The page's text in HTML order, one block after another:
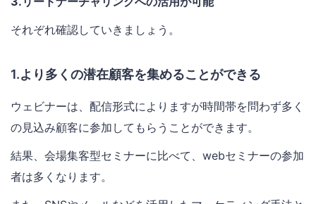
それぞれ確認していきましょう。
1.より多くの潜在顧客を集めることができる
ウェビナーは、配信形式によりますが時間帯を問わず多く
の見込み顧客に参加してもらうことができます。
結果、会場集客型セミナーに比べて、webセミナーの参加
者は多くなります。